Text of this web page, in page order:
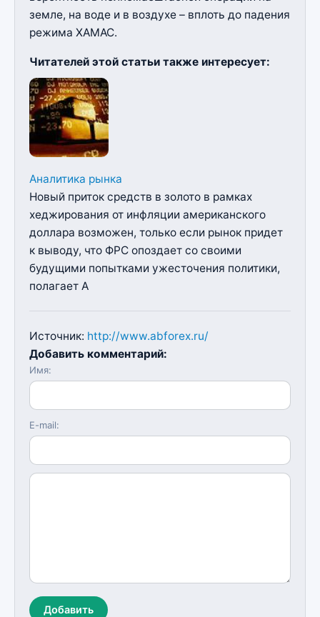
земле, на воде и в воздухе – вплоть до падения
режима ХАМАС.
Читателей этой статьи также интересует:
Аналитика рынка
Новый приток средств в золото в рамках
хеджирования от инфляции американского
доллара возможен, только если рынок придет
к выводу, что ФРС опоздает со своими
будущими попытками ужесточения политики,
полагает А
Источник: http://www.abforex.ru/
Добавить комментарий:
Имя:
E-mail:
Добавить